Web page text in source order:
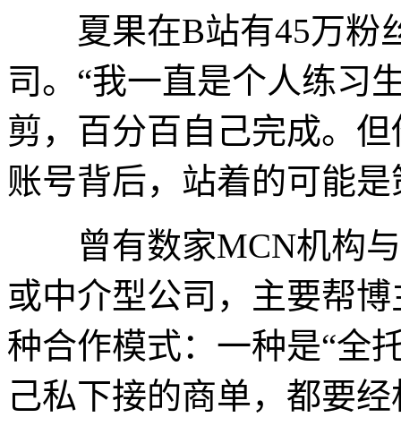
夏果在B站有45万粉
司。“我一直是个人练习
剪，百分百自己完成。
账号背后，站着的可能
曾有数家MCN机构与
或中介型公司，主要帮
种合作模式：一种是“全
己私下接的商单，都要